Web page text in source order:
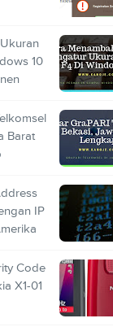
10
Barat
IP
Code
X1-01